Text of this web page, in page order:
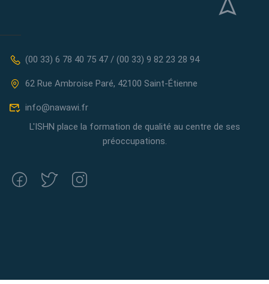
(00 33) 6 78 40 75 47 / (00 33) 9 82 23 28 94
62 Rue Ambroise Paré, 42100 Saint-Étienne
info@nawawi.fr
L'ISHN place la formation de qualité au centre de ses
préoccupations.